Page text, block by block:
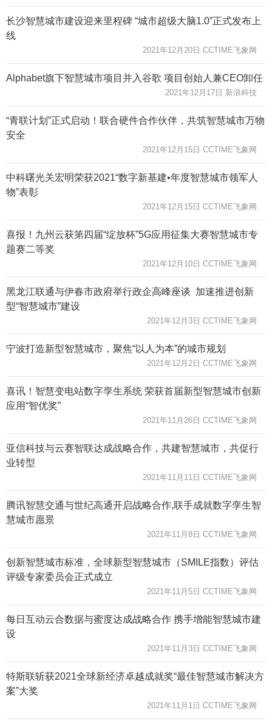
长沙智慧城市建设迎来里程碑 “城市超级大脑1.0”正式发布上
线
2021年12月20日 CCTIME飞象网
Alphabet旗下智慧城市项目并入谷歌 项目创始人兼CEO卸任
2021年12月17日 新浪科技
“青联计划”正式启动！联合硬件合作伙伴，共筑智慧城市万物
安全
2021年12月15日 CCTIME飞象网
中科曙光关宏明荣获2021“数字新基建•年度智慧城市领军人
物”表彰
2021年12月15日 CCTIME飞象网
喜报！九州云获第四届“绽放杯”5G应用征集大赛智慧城市专
题赛二等奖
2021年12月10日 CCTIME飞象网
黑龙江联通与伊春市政府举行政企高峰座谈 加速推进创新
型“智慧城市”建设
2021年12月3日 CCTIME飞象网
宁波打造新型智慧城市，聚焦“以人为本”的城市规划
2021年12月2日 CCTIME飞象网
喜讯！智慧变电站数字孪生系统 荣获首届新型智慧城市创新
应用“智优奖”
2021年11月26日 CCTIME飞象网
亚信科技与云赛智联达成战略合作，共建智慧城市，共促行
业转型
2021年11月11日 CCTIME飞象网
腾讯智慧交通与世纪高通开启战略合作,联手成就数字孪生智
慧城市愿景
2021年11月8日 CCTIME飞象网
创新智慧城市标准，全球新型智慧城市（SMILE指数）评估
评级专家委员会正式成立
2021年11月5日 CCTIME飞象网
每日互动云合数据与蜜度达成战略合作 携手增能智慧城市建
设
2021年11月3日 CCTIME飞象网
特斯联斩获2021全球新经济卓越成就奖“最佳智慧城市解决方
案”大奖
2021年11月1日 CCTIME飞象网